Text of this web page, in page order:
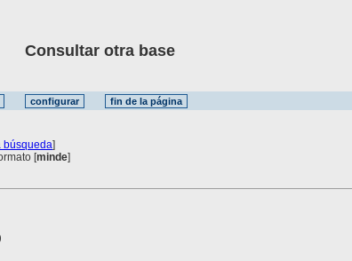
otra base
búsqueda]
[minde]